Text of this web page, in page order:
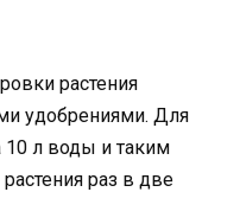
растения
удобрениями. Для
10 л воды и таким
раз в две